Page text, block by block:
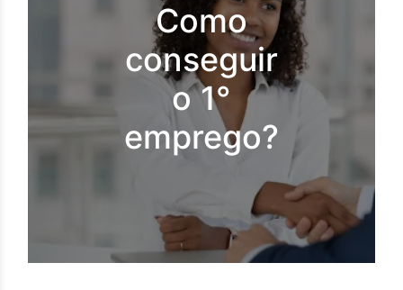
Como
conseguir
o 1°
emprego?